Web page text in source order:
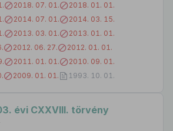
2018. 07. 01.
2018. 01. 01.
2014. 07. 01.
2014. 03. 15.
2013. 03. 01.
2013. 01. 01.
2012. 06. 27.
2012. 01. 01.
2011. 01. 01.
2010. 09. 01.
2009. 01. 01. 1993. 10. 01.
évi CXXVIII. törvény